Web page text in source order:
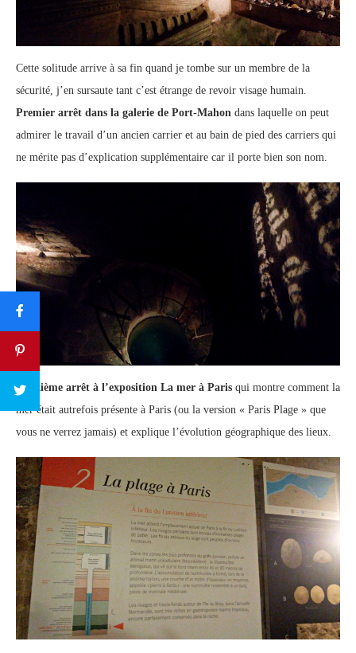
Cette solitude arrive à sa fin quand je tombe sur un membre de la
sécurité, j’en sursaute tant c’est étrange de revoir visage humain.
Premier arrêt dans la galerie de Port-Mahon dans laquelle on peut
admirer le travail d’un ancien carrier et au bain de pied des carriers qui
ne mérite pas d’explication supplémentaire car il porte bien son nom.
Deuxième arrêt à l’exposition La mer à Paris qui montre comment la
mer était autrefois présente à Paris (ou la version « Paris Plage » que
vous ne verrez jamais) et explique l’évolution géographique des lieux.